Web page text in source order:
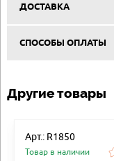
ДОСТАВКА
СПОСОБЫ ОПЛАТЫ
Другие товары
Арт.: R1850
Товар в наличии